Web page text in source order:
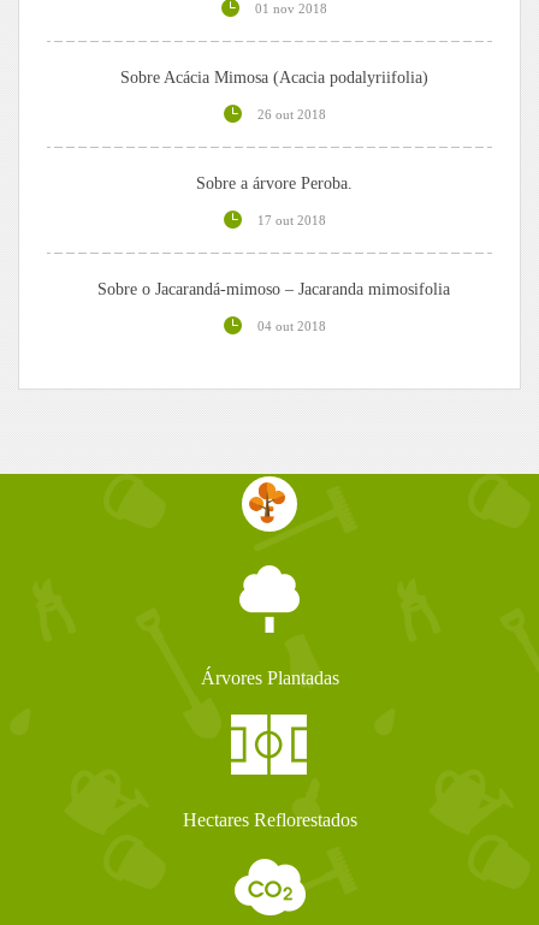
01 nov 2018
Sobre Acácia Mimosa (Acacia podalyriifolia)
26 out 2018
Sobre a árvore Peroba.
17 out 2018
Sobre o Jacarandá-mimoso – Jacaranda mimosifolia
04 out 2018
Árvores Plantadas
Hectares Reflorestados